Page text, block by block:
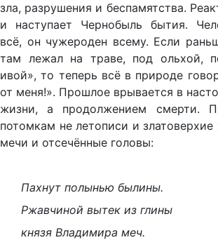
зла, разрушения и беспамятства.
и наступает Чернобыль бытия.
всё, он чужероден всему. Если
там лежал на траве, под ольхой,
ивой», то теперь всё в природе
от меня!». Прошлое врывается в
жизни, а продолжением смерти.
потомкам не летописи и
мечи и отсечённые головы:
Пахнут полынью былины.
Ржавчиной вытек из глины
князя Владимира меч.